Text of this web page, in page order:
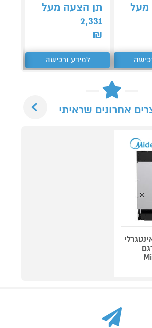
מעל
תן הצעה מעל
2,331
₪
למידע ורכישה
אחרונים שראיתי
דגם